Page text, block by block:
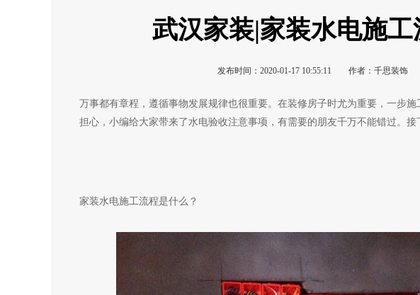
武汉家装|家装水电施工
发布时间：2020-01-17 10:55:11 作者：千思装饰
万事都有章程，遵循事物发展规律也很重要。在装修房子时尤为重要，一步
担心，小编给大家带来了水电验收注意事项，有需要的朋友千万不能错过。接
家装水电施工流程是什么？